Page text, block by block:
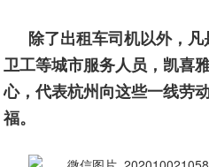
除了出租车司机以外，
卫工等城市服务人员，凯喜
心，代表杭州向这些一线劳
福。